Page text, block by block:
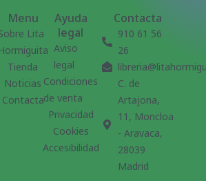
Menu
Lita
Hormiguita
Tienda
Noticias
Contacta
Ayuda
legal
Aviso
legal
Condiciones
de venta
Privacidad
Cookies
Accesibilidad
Contacta
910 61 56
26
C. de
Artajona,
11, Moncloa
- Aravaca,
28039
Madrid